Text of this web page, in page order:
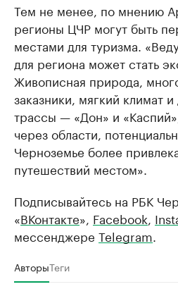
Тем не менее, по мнению
регионы ЦЧР могут быть
местами для туризма.
для региона может стать
Живописная природа,
заказники, мягкий климат
трассы — «Дон» и
через области,
Черноземье более
путешествий местом».
Подписывайтесь на РБК
«ВКонтакте», Facebook,
мессенджере Telegram.
АвторыТеги